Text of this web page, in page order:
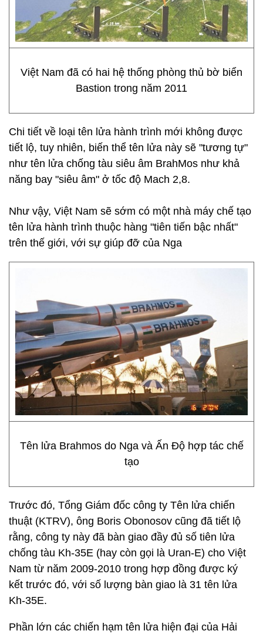
Việt Nam đã có hai hệ thống phòng thủ bờ biển
Bastion trong năm 2011
Chi tiết về loại tên lửa hành trình mới không được
tiết lộ, tuy nhiên, biến thể tên lửa này sẽ "tương tự"
như tên lửa chống tàu siêu âm BrahMos như khả
năng bay "siêu âm" ở tốc độ Mach 2,8.
Như vậy, Việt Nam sẽ sớm có một nhà máy chế tạo
tên lửa hành trình thuộc hàng "tiên tiến bậc nhất"
trên thế giới, với sự giúp đỡ của Nga
Tên lửa Brahmos do Nga và Ấn Độ hợp tác chế
tạo
Trước đó, Tổng Giám đốc công ty Tên lửa chiến
thuật (KTRV), ông Boris Obonosov cũng đã tiết lộ
rằng, công ty này đã bàn giao đầy đủ số tiên lửa
chống tàu Kh-35E (hay còn gọi là Uran-E) cho Việt
Nam từ năm 2009-2010 trong hợp đồng được ký
kết trước đó, với số lượng bàn giao là 31 tên lửa
Kh-35E.
Phần lớn các chiến hạm tên lửa hiện đại của Hải